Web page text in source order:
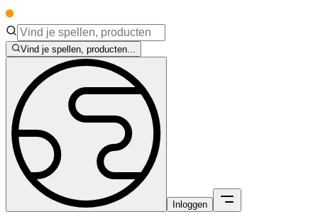
Vind je spellen, producten...
Inloggen